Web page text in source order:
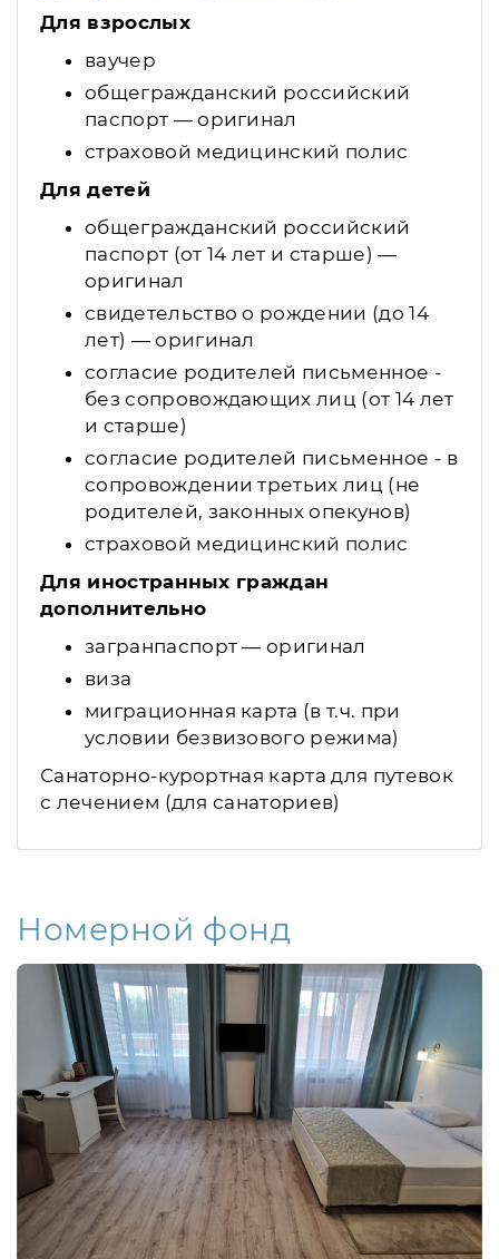
Для взрослых
ваучер
общегражданский российский
паспорт — оригинал
страховой медицинский полис
Для детей
общегражданский российский
паспорт (от 14 лет и старше) —
оригинал
свидетельство о рождении (до 14
лет) — оригинал
согласие родителей письменное -
без сопровождающих лиц (от 14 лет
и старше)
согласие родителей письменное - в
сопровождении третьих лиц (не
родителей, законных опекунов)
страховой медицинский полис
Для иностранных граждан
дополнительно
загранпаспорт — оригинал
виза
миграционная карта (в т.ч. при
условии безвизового режима)
Санаторно-курортная карта для путевок
с лечением (для санаториев)
Номерной фонд